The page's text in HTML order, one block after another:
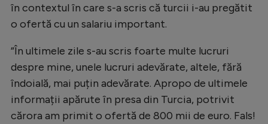
JO 2026
Intră în cont
Creează cont
în contextul în care s-a scris că turcii i-au pregătit
o ofertă cu un salariu important.
”În ultimele zile s-au scris foarte multe lucruri
despre mine, unele lucruri adevărate, altele, fără
îndoială, mai puțin adevărate. Apropo de ultimele
informații apărute în presa din Turcia, potrivit
cărora am primit o ofertă de 800 mii de euro. Fals!